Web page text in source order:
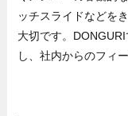
ッチスライドなどを
大切です。
し、社内からのフィ